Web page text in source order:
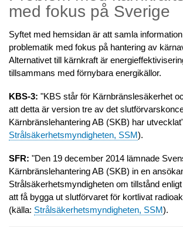
med fokus på Sverige
Syftet med hemsidan är att samla
problematik med fokus på hantering av
Alternativet till kärnkraft är
tillsammans med förnybara energikällor.
KBS-3: "KBS står för Kärnbränslesäkerhet
att detta är version tre av det
Kärnbränslehantering AB (SKB) har
Strålsäkerhetsmyndigheten, SSM).
SFR: "Den 19 december 2014 lämnade
Kärnbränslehantering AB (SKB) in en
Strålsäkerhetsmyndigheten om tillstånd
att få bygga ut slutförvaret för kortlivat
(källa: Strålsäkerhetsmyndigheten, SSM).